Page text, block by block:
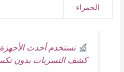
الحمراء
نستخدم أحدث
كشف التسربات بدون